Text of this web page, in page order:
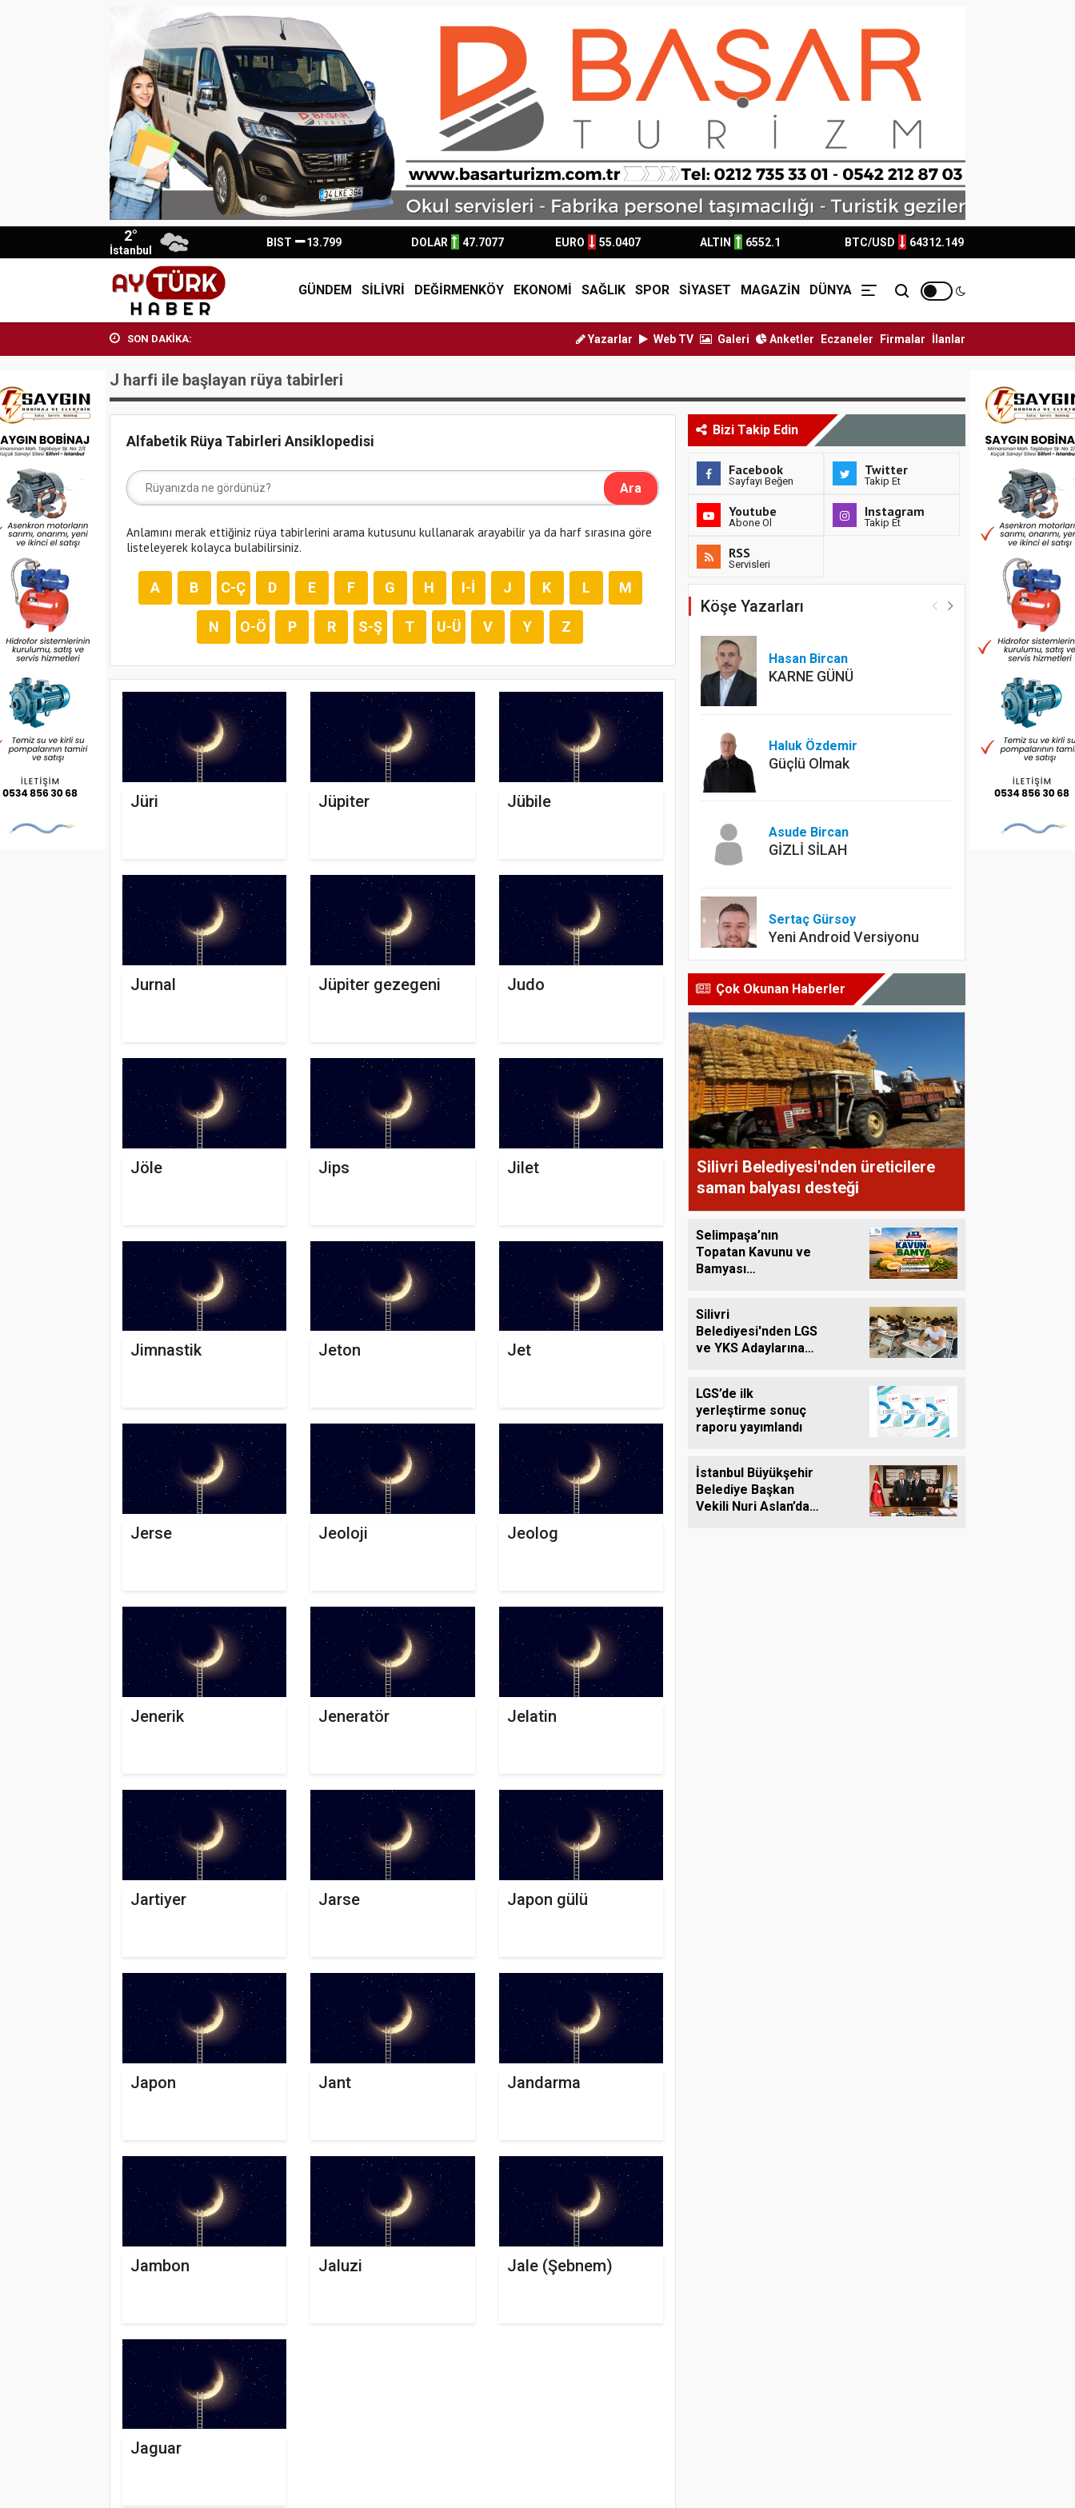
2°
İstanbul
BIST 13.799 DOLAR 47.7077 EURO 55.0407 ALTIN 6552.1 BTC/USD 64312.149
GÜNDEM SİLİVRİ DEĞİRMENKÖY EKONOMİ SAĞLIK SPOR SİYASET MAGAZİN DÜNYA
SON DAKİKA: Yazarlar Web TV Galeri Anketler Eczaneler Firmalar İlanlar
J harfi ile başlayan rüya tabirleri
Alfabetik Rüya Tabirleri Ansiklopedisi
Anlamını merak ettiğiniz rüya tabirlerini arama kutusunu kullanarak arayabilir ya da harf sırasına göre
listeleyerek kolayca bulabilirsiniz.
A B C-Ç D E F G H I-İ J K L M
N O-Ö P R S-Ş T U-Ü V Y Z
Jüri Jüpiter Jübile
Jurnal Jüpiter gezegeni Judo
Jöle Jips Jilet
Jimnastik Jeton Jet
Jerse Jeoloji Jeolog
Jenerik Jeneratör Jelatin
Jartiyer Jarse Japon gülü
Japon Jant Jandarma
Jambon Jaluzi Jale (Şebnem)
Jaguar
Bizi Takip Edin
Facebook
Sayfayı Beğen
Twitter
Takip Et
Youtube
Abone Ol
Instagram
Takip Et
RSS
Servisleri
Köşe Yazarları
Hasan Bircan
KARNE GÜNÜ
Haluk Özdemir
Güçlü Olmak
Asude Bircan
GİZLİ SİLAH
Sertaç Gürsoy
Yeni Android Versiyonu
Dyt. Merve Köksal
Diyet yapılırken en çok
yapılan hatalar nelerdir?
Sercan Turna
Şampiyon olacak bizim
çocuklar
Çok Okunan Haberler
Silivri Belediyesi'nden üreticilere
saman balyası desteği
Selimpaşa’nın
Topatan Kavunu ve
Bamyası
Silivri
Belediyesi'nden LGS
ve YKS Adaylarına
LGS’de ilk
yerleştirme sonuç
raporu yayımlandı
İstanbul Büyükşehir
Belediye Başkan
Vekili Nuri Aslan’dan